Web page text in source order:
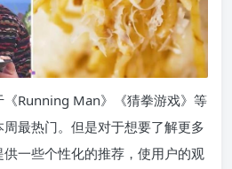
Running Man》《猜拳游戏》等
最热门。但是对于想要了解更多
一些个性化的推荐，使用户的观